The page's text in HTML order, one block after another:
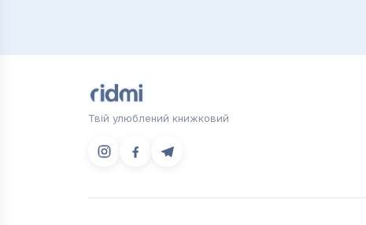
Твій улюблений книжковий